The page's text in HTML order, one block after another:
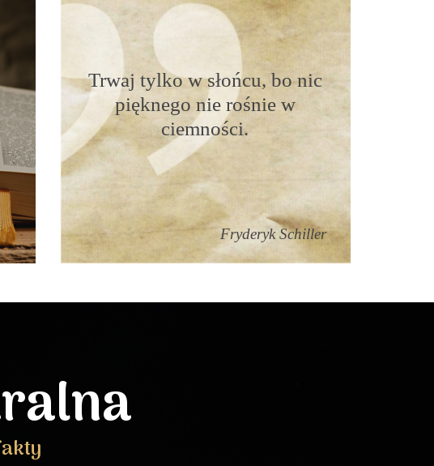
Trwaj tylko w słońcu, bo nic
pięknego nie rośnie w
ciemności.
Fryderyk Schiller